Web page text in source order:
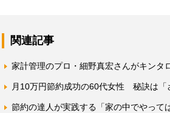
関連記事
家計管理のプロ・細野真宏さんがキン
月10万円節約成功の60代女性 秘訣は「
節約の達人が実践する「家の中でやって